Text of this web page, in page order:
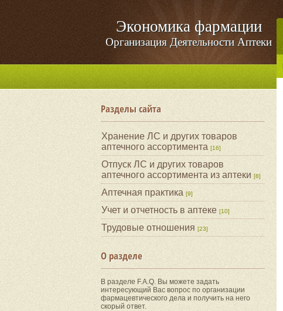
Экономика фармации
Организация Деятельности Аптеки
Разделы сайта
Хранение ЛС и других товаров
аптечного ассортимента [16]
Отпуск ЛС и других товаров
аптечного ассортимента из аптеки [8]
Аптечная практика [9]
Учет и отчетность в аптеке [10]
Трудовые отношения [23]
О разделе
В разделе F.A.Q. Вы можете задать
интересующий Вас вопрос по организации
фармацевтического дела и получить на него
скорый ответ.